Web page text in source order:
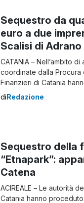
Sequestro da
euro a due
Scalisi di Adrano
CATANIA – Nell’ambito
coordinate dalla Procura
Finanzieri di Catania
dello Servizio Centrale
diRedazione
Sequestro della
“Etnapark”:
Catena
ACIREALE – Le autorità
Catania hanno